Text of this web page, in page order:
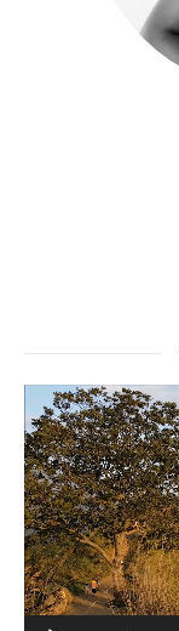
Lecteur
vidéo